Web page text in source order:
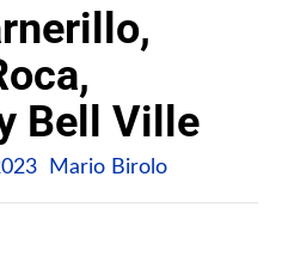
Bell Ville
Mario Birolo